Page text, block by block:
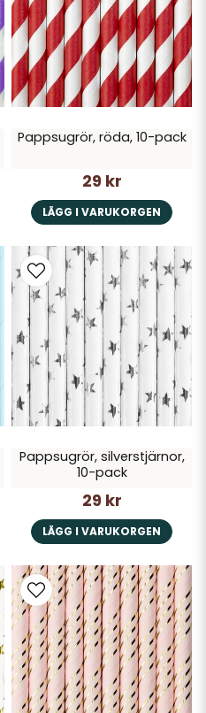
Pappsugrör, röda, 10-pack
29 kr
LÄGG I VARUKORGEN
Pappsugrör, silverstjärnor,
10-pack
29 kr
LÄGG I VARUKORGEN